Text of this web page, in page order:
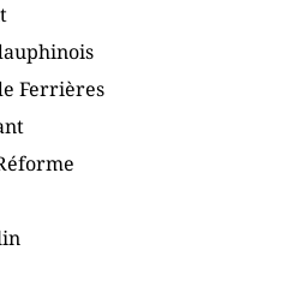
Ferrières